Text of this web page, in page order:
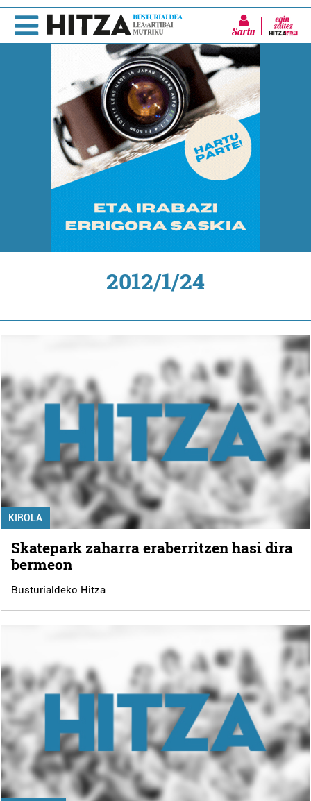
Sartu
2012/1/24
KIROLA
Skatepark zaharra eraberritzen hasi dira
bermeon
Busturialdeko Hitza